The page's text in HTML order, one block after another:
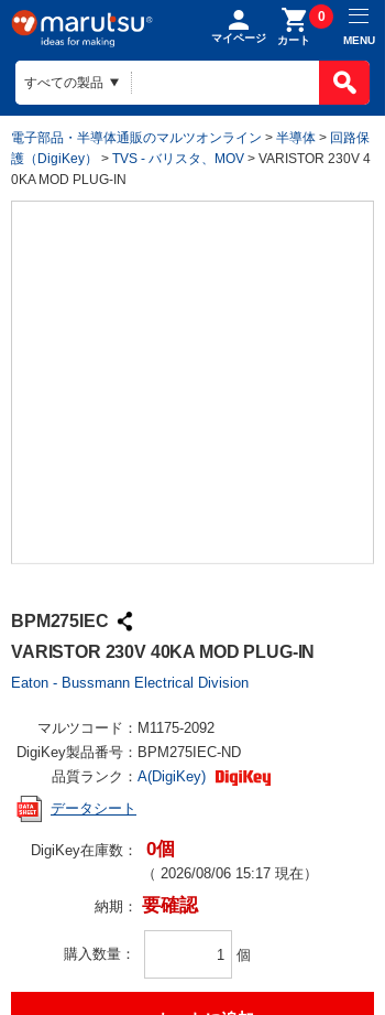
マイページ カート
0
MENU
電子部品・半導体通販のマルツオンライン > 半導体 > 回路保
護（DigiKey）
> TVS - バリスタ、MOV > VARISTOR 230V 4
0KA MOD PLUG-IN
BPM275IEC
VARISTOR 230V 40KA MOD PLUG-IN
Eaton - Bussmann Electrical Division
マルツコード： M1175-2092
DigiKey製品番号： BPM275IEC-ND
品質ランク： A(DigiKey)
データシート
DigiKey在庫数： 0個
（ 2026/08/06 15:17 現在）
納期： 要確認
購入数量 個